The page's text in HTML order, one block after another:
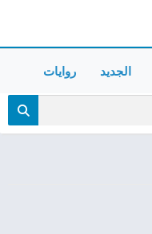
الجديد روايات